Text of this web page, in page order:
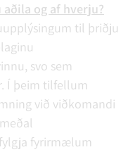
og af hverju?
til þriðju
svo sem
Í þeim tilfellum
við viðkomandi
fyrirmælum